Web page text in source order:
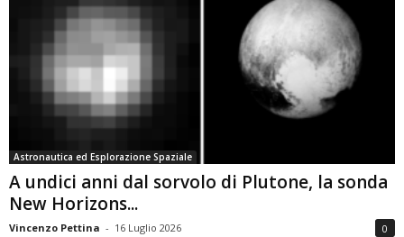
Astronautica ed Esplorazione Spaziale
A undici anni dal sorvolo di Plutone, la sonda
New Horizons...
Vincenzo Pettina - 16 Luglio 2026 0